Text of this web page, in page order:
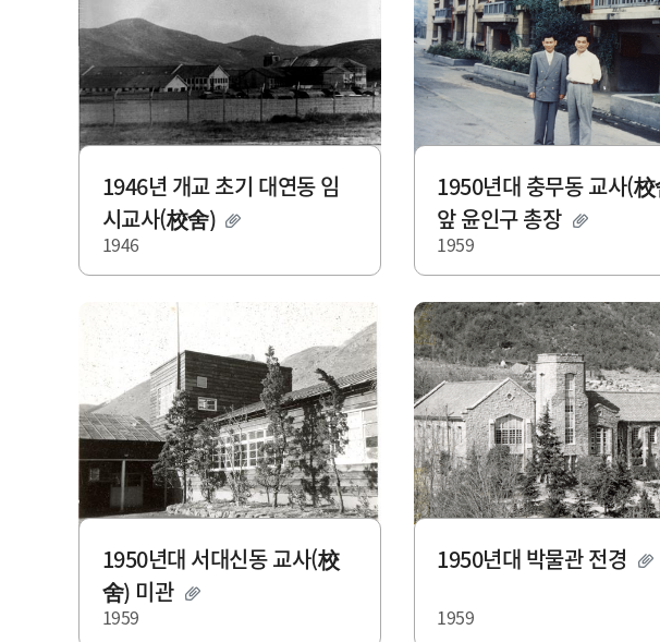
1946년 개교 초기 대연동 임
시교사(校舍)
1946
1950년대 충무동 교사(
앞 윤인구 총장
1959
1950년대 서대신동 교사(校
舍) 미관
1959
1950년대 박물관 전경
1959